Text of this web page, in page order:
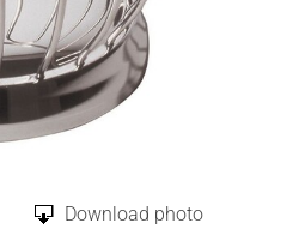
Download photo